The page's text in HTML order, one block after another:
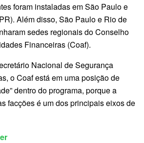
foram instaladas em São Paulo e
Além disso, São Paulo e Rio de
sedes regionais do Conselho
Financeiras (Coaf).
Nacional de Segurança
o Coaf está em uma posição de
dentro do programa, porque a
facções é um dos principais eixos de